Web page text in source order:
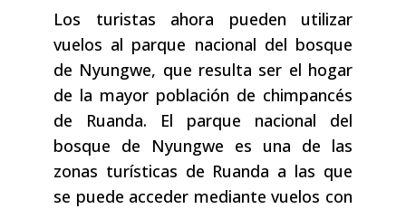
Los turistas ahora pueden utilizar
vuelos al parque nacional del bosque
de Nyungwe, que resulta ser el hogar
de la mayor población de chimpancés
de Ruanda. El parque nacional del
bosque de Nyungwe es una de las
zonas turísticas de Ruanda a las que
se puede acceder mediante vuelos con